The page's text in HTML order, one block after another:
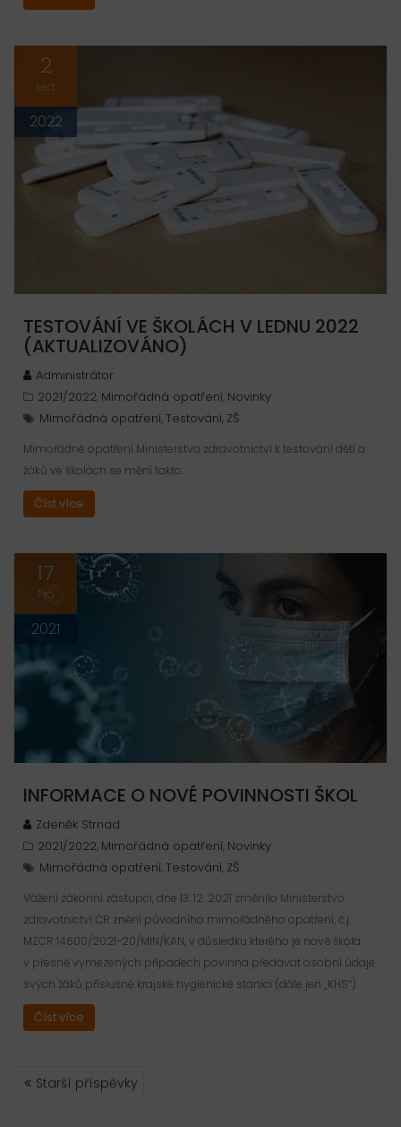
2
Led
2022
TESTOVÁNÍ VE ŠKOLÁCH V LEDNU 2022
(AKTUALIZOVÁNO)
Administrátor
2021/2022 Mimořádná opatření Novinky
Mimořádná opatření Testování ZŠ
Mimořádné opatření Ministerstva zdravotnictví k testování dětí a
žáků ve školách se mění takto:
Číst více
17
Pro
2021
INFORMACE O NOVÉ POVINNOSTI ŠKOL
Zdeněk Strnad
2021/2022 Mimořádná opatření Novinky
Mimořádná opatření Testování ZŠ
Vážení zákonní zástupci, dne 13. 12. 2021 změnilo Ministerstvo
zdravotnictví ČR znění původního mimořádného opatření, č.j.:
MZCR 14600/2021-20/MIN/KAN, v důsledku kterého je nově škola
v přesně vymezených případech povinna předávat osobní údaje
svých žáků příslušné krajské hygienické stanici (dále jen „KHS“).
Číst více
NAVIGACE
PROStarší příspěvky